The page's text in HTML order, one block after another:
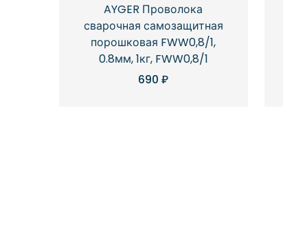
AYGER Проволока
сварочная самозащитная
порошковая FWW0,8/1,
0.8мм, 1кг, FWW0,8/1
690₽